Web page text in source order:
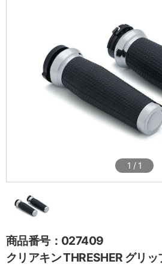
1 / 1
商品番号：027409
クリアキン THRESHER グリ